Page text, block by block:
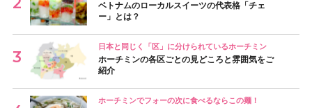
ベトナムのローカルスイーツの代表格「チェ
ー」とは？
日本と同じく「区」に分けられているホーチミン
ホーチミンの各区ごとの見どころと雰囲気をご
紹介
ホーチミンでフォーの次に食べるならこの麺！